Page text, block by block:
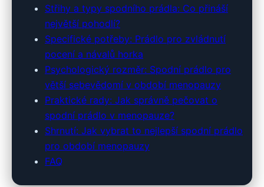
Střihy a typy spodního prádla: Co přináší
největší pohodlí?
Specifické potřeby: Prádlo pro zvládnutí
pocení a návalů horka
Psychologický rozměr: Spodní prádlo pro
větší sebevědomí v období menopauzy
Praktické rady: Jak správně pečovat o
spodní prádlo v menopauze?
Shrnutí: Jak vybrat to nejlepší spodní prádlo
pro období menopauzy
FAQ